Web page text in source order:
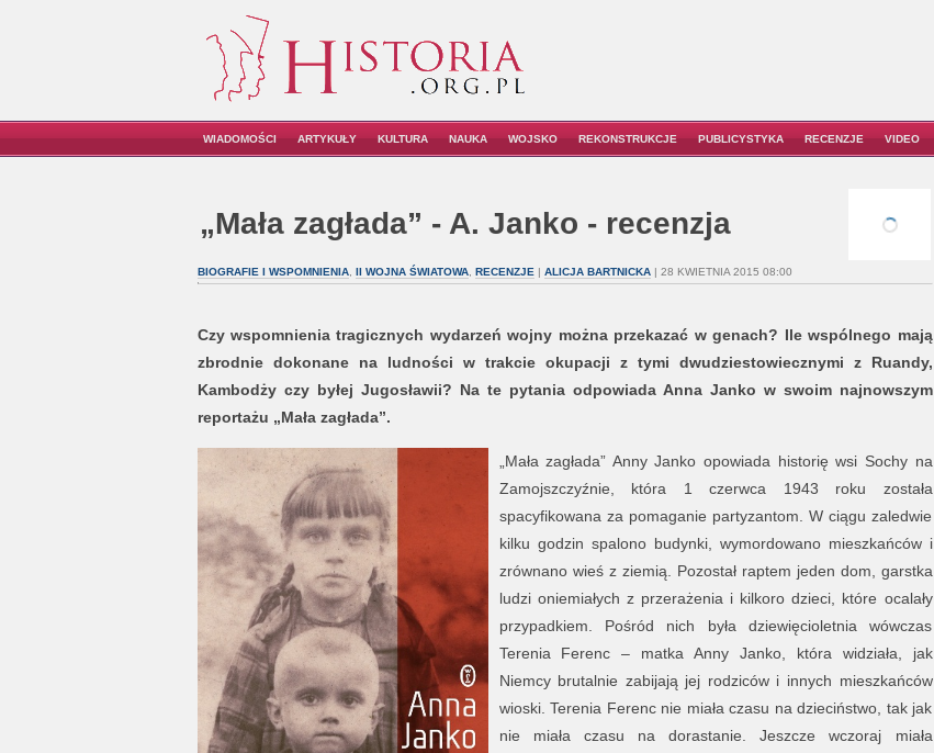
WIADOMOŚCI ARTYKUŁY KULTURA NAUKA WOJSKO REKONSTRUKCJE PUBLICYSTYKA RECENZJE VIDEO
„Mała zagłada” - A. Janko - recenzja
BIOGRAFIE I WSPOMNIENIA, II WOJNA ŚWIATOWA, RECENZJE | ALICJA BARTNICKA| 28 KWIETNIA 2015 08:00
Czy wspomnienia tragicznych wydarzeń wojny można przekazać w genach? Ile wspólnego mają
zbrodnie dokonane na ludności w trakcie okupacji z tymi dwudziestowiecznymi z Ruandy,
Kambodży czy byłej Jugosławii? Na te pytania odpowiada Anna Janko w swoim najnowszym
reportażu „Mała zagłada”.
„Mała zagłada” Anny Janko opowiada historię wsi Sochy na
Zamojszczyźnie, która 1 czerwca 1943 roku została
spacyfikowana za pomaganie partyzantom. W ciągu zaledwie
kilku godzin spalono budynki, wymordowano mieszkańców i
zrównano wieś z ziemią. Pozostał raptem jeden dom, garstka
ludzi oniemiałych z przerażenia i kilkoro dzieci, które ocalały
przypadkiem. Pośród nich była dziewięcioletnia wówczas
Terenia Ferenc – matka Anny Janko, która widziała, jak
Niemcy brutalnie zabijają jej rodziców i innych mieszkańców
wioski. Terenia Ferenc nie miała czasu na dzieciństwo, tak jak
nie miała czasu na dorastanie. Jeszcze wczoraj miała